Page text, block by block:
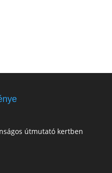
útmutató kertben